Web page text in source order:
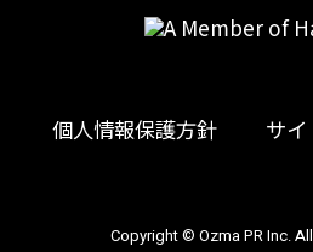
個人情報保護方針 サ
Copyright © Ozma PR Inc.